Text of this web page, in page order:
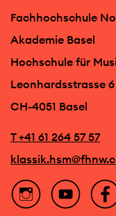
Fachhochschule
Akademie Basel
Hochschule für
Leonhardsstrasse 6
CH-4051 Basel
T +41 61 264 57 57